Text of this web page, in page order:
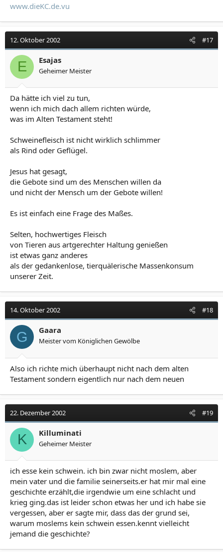
www.dieKC.de.vu
12. Oktober 2002 #17
E Esajas
Geheimer Meister
Da hätte ich viel zu tun,
wenn ich mich dach allem richten würde,
was im Alten Testament steht!
Schweinefleisch ist nicht wirklich schlimmer
als Rind oder Geflügel.
Jesus hat gesagt,
die Gebote sind um des Menschen willen da
und nicht der Mensch um der Gebote willen!
Es ist einfach eine Frage des Maßes.
Selten, hochwertiges Fleisch
von Tieren aus artgerechter Haltung genießen
ist etwas ganz anderes
als der gedankenlose, tierquälerische Massenkonsum
unserer Zeit.
14. Oktober 2002 #18
G Gaara
Meister vom Königlichen Gewölbe
Also ich richte mich überhaupt nicht nach dem alten
Testament sondern eigentlich nur nach dem neuen
22. Dezember 2002 #19
K Killuminati
Geheimer Meister
ich esse kein schwein. ich bin zwar nicht moslem, aber
mein vater und die familie seinerseits.er hat mir mal eine
geschichte erzählt,die irgendwie um eine schlacht und
krieg ging.das ist leider schon etwas her und ich habe sie
vergessen, aber er sagte mir, dass das der grund sei,
warum moslems kein schwein essen.kennt vielleicht
jemand die geschichte?